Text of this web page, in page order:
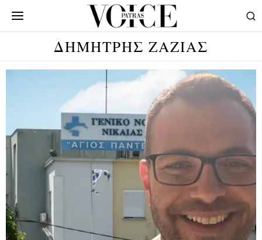
ΔΗΜΗΤΡΗΣ ΖΑΖΙΑΣ